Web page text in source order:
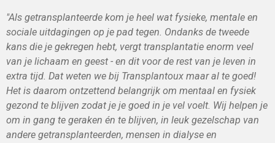
"Als getransplanteerde kom je heel wat fysieke, mentale en
sociale uitdagingen op je pad tegen. Ondanks de tweede
kans die je gekregen hebt, vergt transplantatie enorm veel
van je lichaam en geest - en dit voor de rest van je leven in
extra tijd. Dat weten we bij Transplantoux maar al te goed!
Het is daarom ontzettend belangrijk om mentaal en fysiek
gezond te blijven zodat je je goed in je vel voelt. Wij helpen je
om in gang te geraken én te blijven, in leuk gezelschap van
andere getransplanteerden, mensen in dialyse en